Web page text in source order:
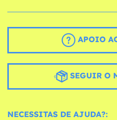
APOIO
SEGUIR O
NECESSITAS DE AJUDA?: